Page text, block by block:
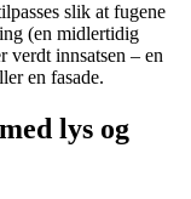
slik at fugene
(en midlertidig
verdt innsatsen – en
en fasade.
lys og